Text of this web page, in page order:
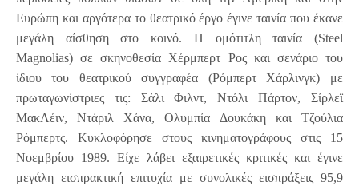
Ευρώπη και αργότερα το θεατρικό έργο έγινε ταινία που έκανε
μεγάλη αίσθηση στο κοινό. Η ομότιτλη ταινία (Steel
Magnolias) σε σκηνοθεσία Χέρμπερτ Ρος και σενάριο του
ίδιου του θεατρικού συγγραφέα (Ρόμπερτ Χάρλινγκ) με
πρωταγωνίστριες τις: Σάλι Φιλντ, Ντόλι Πάρτον, Σίρλεϊ
ΜακΛέιν, Ντάριλ Χάνα, Ολυμπία Δουκάκη και Τζούλια
Ρόμπερτς. Κυκλοφόρησε στους κινηματογράφους στις 15
Νοεμβρίου 1989. Είχε λάβει εξαιρετικές κριτικές και έγινε
μεγάλη εισπρακτική επιτυχία με συνολικές εισπράξεις 95,9